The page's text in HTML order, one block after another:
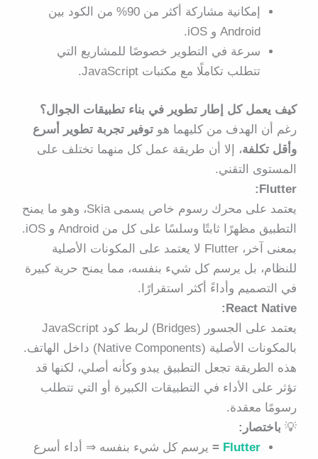
إمكانية مشاركة أكثر من 90% من الكود بين
Android و iOS.
سرعة في التطوير خصوصًا للمشاريع التي
تتطلب تكاملًا مع مكتبات JavaScript.
كيف يعمل كل إطار تطوير في بناء تطبيقات الجوال؟
رغم أن الهدف من كليهما هو توفير تجربة تطوير أسرع
وأقل تكلفة، إلا أن طريقة عمل كل منهما تختلف على
المستوى التقني.
Flutter:
يعتمد على محرك رسوم خاص يسمى Skia، وهو ما يمنح
التطبيق مظهرًا ثابتًا وسلسًا على كل من Android و iOS.
بمعنى آخر، Flutter لا يعتمد على المكونات الأصلية
للنظام، بل يرسم كل شيء بنفسه، مما يمنح حرية كبيرة
في التصميم وأداءً أكثر استقرارًا.
React Native:
يعتمد على
الجسور (Bridges)
لربط كود JavaScript
بالمكونات الأصلية (Native Components) داخل الهاتف.
هذه الطريقة تجعل التطبيق يبدو وكأنه أصلي، لكنها قد
تؤثر على الأداء في التطبيقات الكبيرة أو التي تتطلب
رسومًا معقدة.
💡 باختصار:
Flutter
= يرسم كل شيء بنفسه ⇒ أداء أسرع